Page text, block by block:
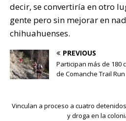
decir, se convertiría en otro
gente pero sin mejorar en
chihuahuenses.
PREVIOUS
Participan más de 180
de Comanche Trail
Vinculan a proceso a cuatro
y droga en la